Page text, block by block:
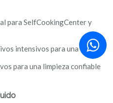
para SelfCookingCenter y
intensivos para una
para una limpieza confiable